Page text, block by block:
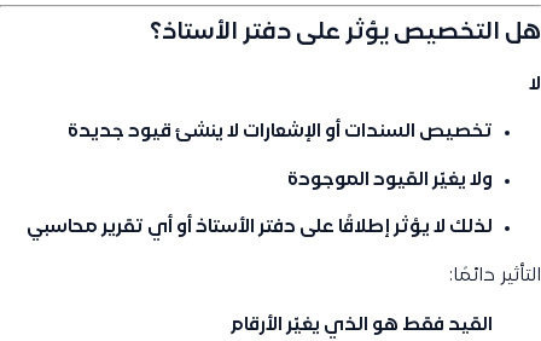
هل التخصيص يؤثر على دفتر الأستاذ؟
لا
تخصيص السندات أو الإشعارات لا ينشئ قيود جديدة
ولا يغيّر القيود الموجودة
لذلك لا يؤثر إطلاقًا على دفتر الأستاذ أو أي تقرير محاسبي
التأثير دائمًا:
القيد فقط هو الذي يغيّر الأرقام